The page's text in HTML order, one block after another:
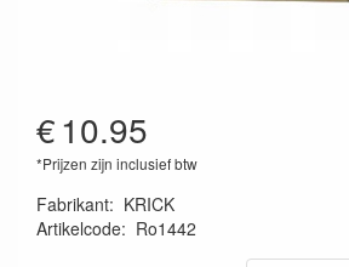
€10.95
*Prijzen zijn inclusief btw
Fabrikant: KRICK
Artikelcode: Ro1442